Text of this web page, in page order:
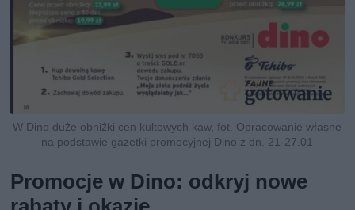
W Dino duże obniżki cen kultowych kaw, fot. Opracowanie własne
na podstawie gazetki promocyjnej Dino z dn. 21-27.01
Promocje w Dino: odkryj nowe